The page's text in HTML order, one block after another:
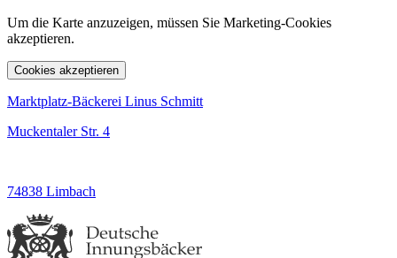
Um die Karte anzuzeigen, müssen Sie Marketing-Cookies
akzeptieren.
Cookies akzeptieren
Marktplatz-Bäckerei Linus Schmitt
Muckentaler Str. 4
74838 Limbach